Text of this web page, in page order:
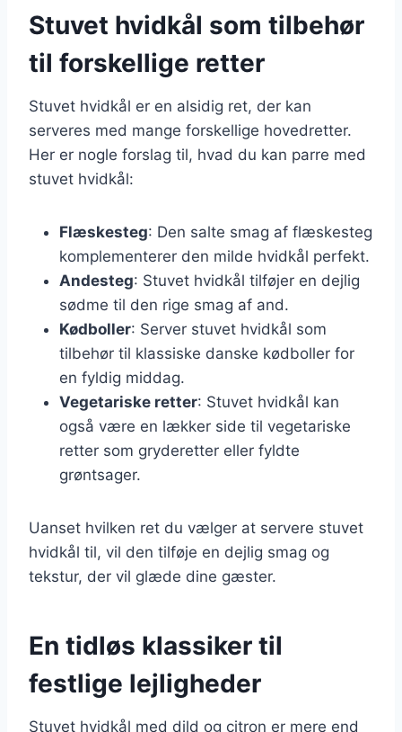
Stuvet hvidkål som tilbehør
til forskellige retter
Stuvet hvidkål er en alsidig ret, der kan
serveres med mange forskellige hovedretter.
Her er nogle forslag til, hvad du kan parre med
stuvet hvidkål:
Flæskesteg: Den salte smag af flæskesteg
komplementerer den milde hvidkål perfekt.
Andesteg: Stuvet hvidkål tilføjer en dejlig
sødme til den rige smag af and.
Kødboller: Server stuvet hvidkål som
tilbehør til klassiske danske kødboller for
en fyldig middag.
Vegetariske retter: Stuvet hvidkål kan
også være en lækker side til vegetariske
retter som gryderetter eller fyldte
grøntsager.
Uanset hvilken ret du vælger at servere stuvet
hvidkål til, vil den tilføje en dejlig smag og
tekstur, der vil glæde dine gæster.
En tidløs klassiker til
festlige lejligheder
Stuvet hvidkål med dild og citron er mere end